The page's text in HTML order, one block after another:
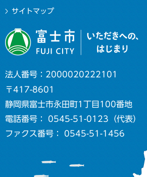
サイトマップ
法人番号：2000020222101
〒417-8601
静岡県富士市永田町1丁目100番地
電話番号： 0545-51-0123（代表）
ファクス番号： 0545-51-1456